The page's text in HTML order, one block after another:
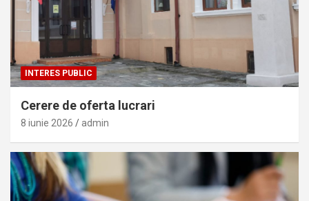
INTERES PUBLIC
Cerere de oferta lucrari
8 iunie 2026 admin